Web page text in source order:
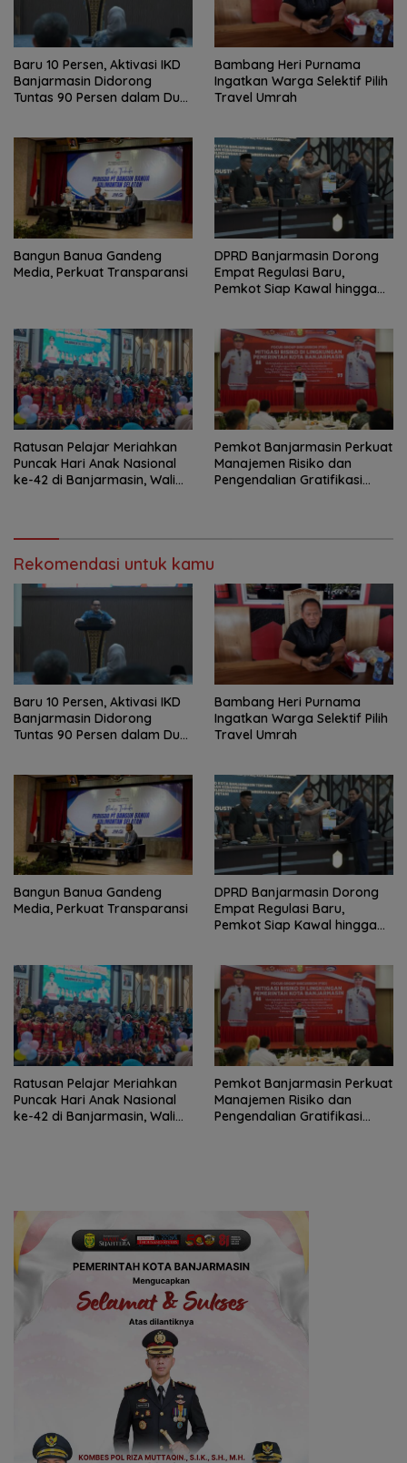
Baru 10 Persen, Aktivasi IKD
Banjarmasin Didorong
Tuntas 90 Persen dalam Dua
Bambang Heri Purnama
Ingatkan Warga Selektif Pilih
Travel Umrah
Bangun Banua Gandeng
Media, Perkuat Transparansi
DPRD Banjarmasin Dorong
Empat Regulasi Baru,
Pemkot Siap Kawal hingga
Ratusan Pelajar Meriahkan
Puncak Hari Anak Nasional
ke-42 di Banjarmasin, Wali
Pemkot Banjarmasin Perkuat
Manajemen Risiko dan
Pengendalian Gratifikasi
Rekomendasi untuk kamu
Baru 10 Persen, Aktivasi IKD
Banjarmasin Didorong
Tuntas 90 Persen dalam Dua
Bambang Heri Purnama
Ingatkan Warga Selektif Pilih
Travel Umrah
Bangun Banua Gandeng
Media, Perkuat Transparansi
DPRD Banjarmasin Dorong
Empat Regulasi Baru,
Pemkot Siap Kawal hingga
Ratusan Pelajar Meriahkan
Puncak Hari Anak Nasional
ke-42 di Banjarmasin, Wali
Pemkot Banjarmasin Perkuat
Manajemen Risiko dan
Pengendalian Gratifikasi